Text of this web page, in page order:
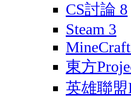
CS討論 8
Steam 3
MineCraft
東方
英雄聯